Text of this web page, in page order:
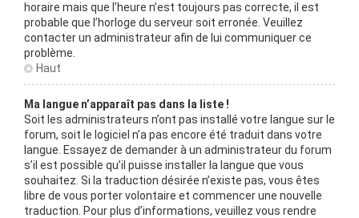
horaire mais que l’heure n’est toujours pas correcte, il est
probable que l’horloge du serveur soit erronée. Veuillez
contacter un administrateur afin de lui communiquer ce
problème.
Haut
Ma langue n’apparaît pas dans la liste !
Soit les administrateurs n’ont pas installé votre langue sur le
forum, soit le logiciel n’a pas encore été traduit dans votre
langue. Essayez de demander à un administrateur du forum
s’il est possible qu’il puisse installer la langue que vous
souhaitez. Si la traduction désirée n’existe pas, vous êtes
libre de vous porter volontaire et commencer une nouvelle
traduction. Pour plus d’informations, veuillez vous rendre